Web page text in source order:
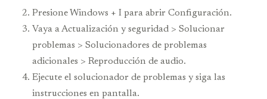
Presione Windows + I para abrir Configuración.
Vaya a Actualización y seguridad > Solucionar
problemas > Solucionadores de problemas
adicionales > Reproducción de audio.
Ejecute el solucionador de problemas y siga las
instrucciones en pantalla.